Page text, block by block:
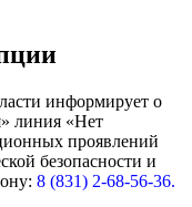
информирует о
линия «Нет
проявлений
безопасности и
8 (831) 2-68-56-36.